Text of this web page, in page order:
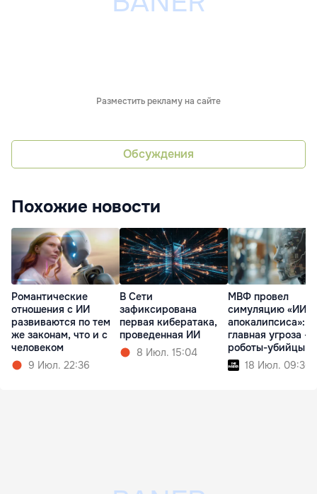
Разместить рекламу на сайте
Обсуждения
Похожие новости
Романтические
отношения с ИИ
развиваются по тем
же законам, что и с
человеком
9 Июл. 22:36
В Сети
зафиксирована
первая кибератака,
проведенная ИИ
8 Июл. 15:04
МВФ провел
симуляцию «ИИ-
апокалипсиса»:
главная угроза -
роботы-убийцы
18 Июл. 09:36